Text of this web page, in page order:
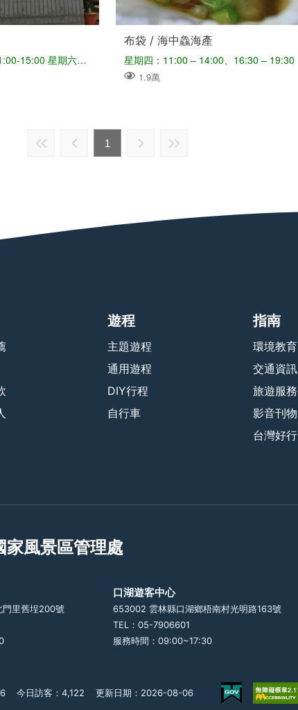
星期一、三、四、五/11:00-15:00 星期六、日/11:00-20:00 星期二公休（暑假及連假彈性調整營業時間）
布袋 / 海中鱻海產
星期四：11:00 – 14:00、16:30 – 19:30
1.9萬
1
遊程
主題遊程
通用遊程
DIY行程
自行車
指南
環境教育
交通資訊
旅遊服務
影音刊物
台灣好行
家風景區管理處
里舊埕200號
口湖遊客中心
653002 雲林縣口湖鄉梧南村光明路163號
TEL：05-7906601
服務時間：09:00~17:30
今日訪客：4,122 更新日期：2026-08-06